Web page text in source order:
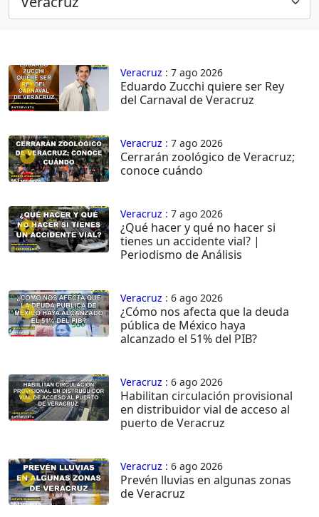
Veracruz : 7 ago 2026
Eduardo Zucchi quiere ser Rey
del Carnaval de Veracruz
Veracruz : 7 ago 2026
Cerrarán zoológico de Veracruz;
conoce cuándo
Veracruz : 7 ago 2026
¿Qué hacer y qué no hacer si
tienes un accidente vial? |
Periodismo de Análisis
Veracruz : 6 ago 2026
¿Cómo nos afecta que la deuda
pública de México haya
alcanzado el 51% del PIB?
Veracruz : 6 ago 2026
Habilitan circulación provisional
en distribuidor vial de acceso al
puerto de Veracruz
Veracruz : 6 ago 2026
Prevén lluvias en algunas zonas
de Veracruz